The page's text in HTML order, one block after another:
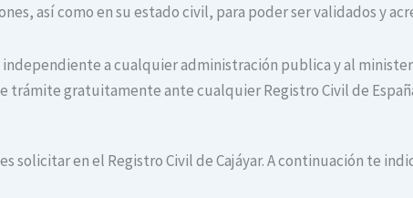
así como en su estado civil, para poder ser validados y
a cualquier administración publica y al
gratuitamente ante cualquier Registro Civil de
solicitar en el Registro Civil de Cajáyar. A continuación te